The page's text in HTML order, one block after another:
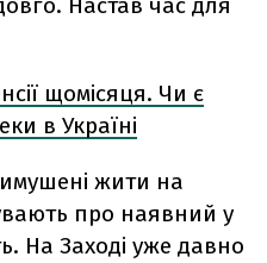
щомісяця. Чи є
в Україні
жити на
про наявний у
На Заході уже давно